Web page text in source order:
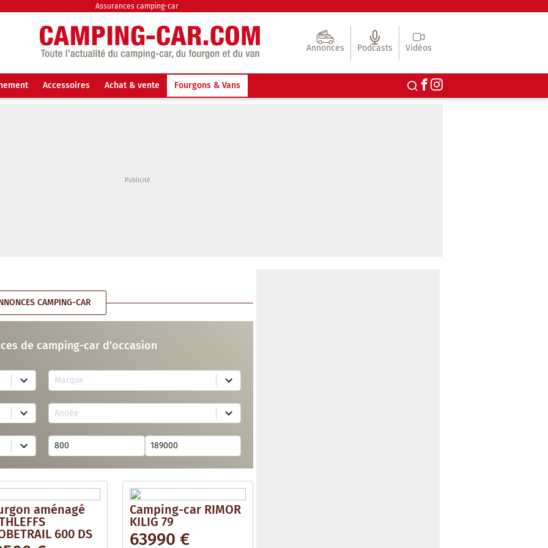
Assurances camping-car
Annonces Podcasts Vidéos
Accessoires Achat & vente Fourgons & Vans
CAMPING-CAR
de camping-car d’occasion
Marque
7
r
t
a
i
a
b
e
Année
1
r
e
t
s
a
v
a
a
aménagé
600 DS
Camping-car RIMOR
KILIG 79
63990 €